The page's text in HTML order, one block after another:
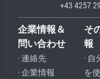
+43 4257
企業情報＆
問い合わせ
· 連絡先
· 企業情報
そ
報
·
を